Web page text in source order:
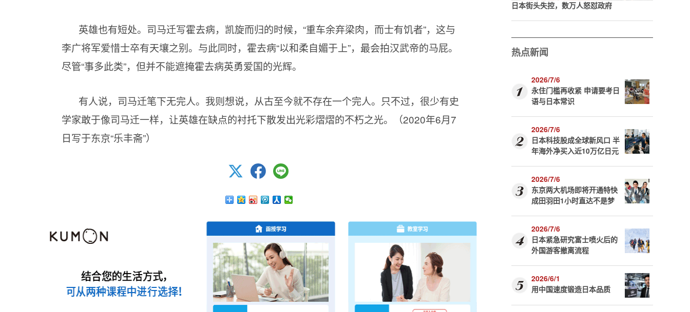
英雄也有短处。司马迁写霍去病，凯旋而归的时候，“重车余弃梁肉，而士有饥者”，这与
李广将军爱惜士卒有天壤之别。与此同时，霍去病“以和柔自媚于上”，最会拍汉武帝的马屁。
尽管“事多此类”，但并不能遮掩霍去病英勇爱国的光辉。
有人说，司马迁笔下无完人。我则想说，从古至今就不存在一个完人。只不过，很少有史
学家敢于像司马迁一样，让英雄在缺点的衬托下散发出光彩熠熠的不朽之光。（2020年6月7
日写于东京“乐丰斋”）
日本街头失控，数万人怒怼政府
热点新闻
2026/7/6
永住门槛再收紧 申请要考日
语与日本常识
2026/7/6
日本科技股成全球新风口 半
年海外净买入近10万亿日元
2026/7/6
东京两大机场即将开通特快
成田羽田1小时直达不是梦
2026/7/6
日本紧急研究富士喷火后的
外国游客撤离流程
2026/6/1
用中国速度锻造日本品质